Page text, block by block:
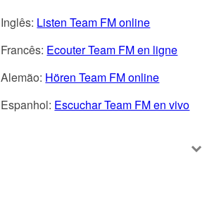
Listen Team FM online
Ecouter Team FM en ligne
Hören Team FM online
Escuchar Team FM en vivo